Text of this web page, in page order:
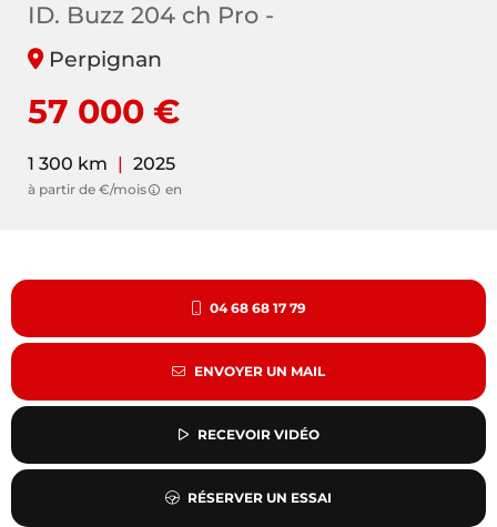
ID. Buzz 204 ch Pro -
Perpignan
57 000 €
1 300 km | 2025
à partir de €/mois en
04 68 68 17 79
ENVOYER UN MAIL
RECEVOIR VIDÉO
RÉSERVER UN ESSAI